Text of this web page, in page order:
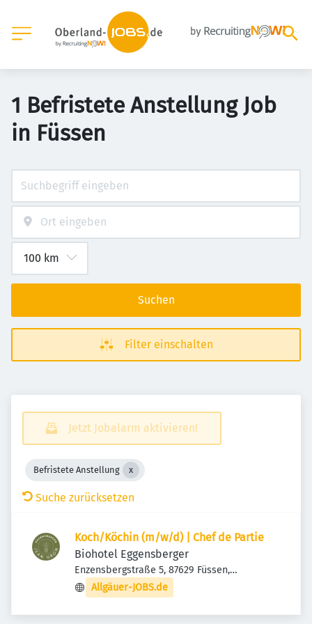
1 Befristete Anstellung Job
in Füssen
Suchen
Filter einschalten
Jetzt Jobalarm aktivieren!
Befristete Anstellung
Suche zurücksetzen
Koch/Köchin (m/w/d) | Chef de Partie
Biohotel Eggensberger
Enzensbergstraße 5, 87629 Füssen,
Deutschland
Allgäuer-JOBS.de